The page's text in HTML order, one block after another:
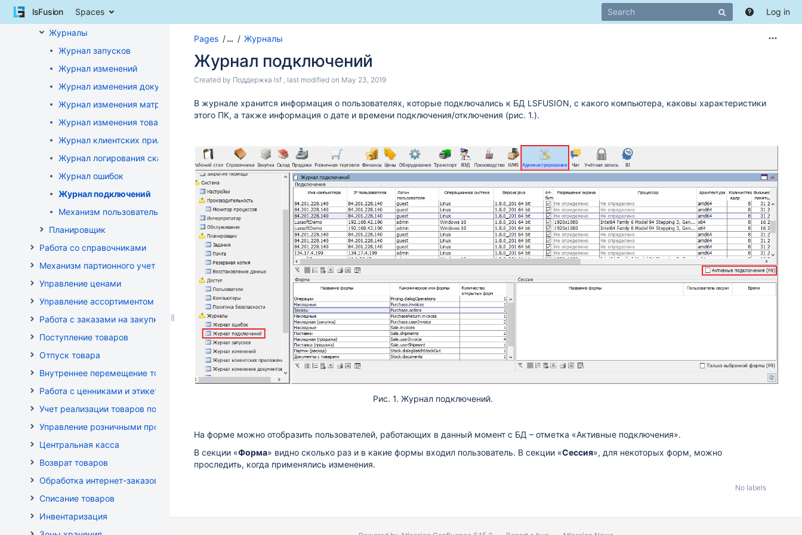
Skip
lsFusion Spaces Log in
Скачивание файлов
Журналы
Журнал запусков
Журнал изменений
Журнал изменения документов
Журнал изменения матриц
Журнал изменения товаров
Журнал клиентских приложений
Журнал логирования сканирований штрихкодов
Журнал ошибок
Журнал подключений
Механизм пользовательского логирования
Планировщик
Работа со справочниками
Механизм партионного учета
Управление ценами
Управление ассортиментом магазинов
Работа с заказами на закупку
Поступление товаров
Отпуск товара
Внутреннее перемещение товаров
Работа с ценниками и этикетками
Учет реализации товаров по кассе
Управление розничными продажами
Центральная касса
Возврат товаров
Обработка интернет-заказов
Списание товаров
Инвентаризация
Pages … Журналы
end
of
banner
start
banner
Журнал подключений
Skip
end
of
Created by Поддержка lsf , last modified on May 23, 2019
Go
to
metadata
В журнале хранится информация о пользователях, которые подключались к БД LSFUSION, с какого компьютера, каковы характеристики
этого ПК, а также информация о дате и времени подключения/отключения (рис. 1.).
Рис. 1. Журнал подключений.
На форме можно отобразить пользователей, работающих в данный момент с БД – отметка «Активные подключения».
В секции «Форма» видно сколько раз и в какие формы входил пользователь. В секции «Сессия», для некоторых форм, можно
проследить, когда применялись изменения.
No labels